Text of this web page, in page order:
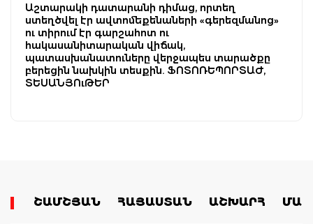
Աշտարակի դատարանի դիմաց, որտեղ
ստեղծվել էր ավտոմեքենաների «գերեզմանոց»
ու տիրում էր գարշահոտ ու
հակասանիտարական վիճակ,
պատասխանատուները վերջապես տարածքը
բերեցին նախկին տեսքին. ՖՈՏՈՌԵՊՈՐՏԱԺ,
ՏԵՍԱՆՅՈւԹԵՐ
ՇԱՄՇՅԱՆ ՀԱՅԱՍՏԱՆ ԱՇԽԱՐՀ